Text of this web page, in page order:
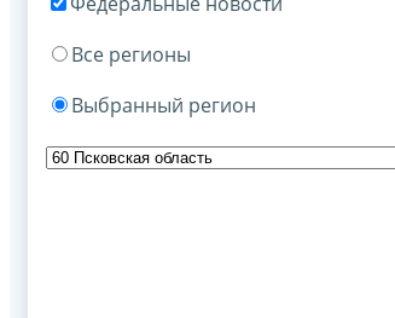
Все регионы
Выбранный регион